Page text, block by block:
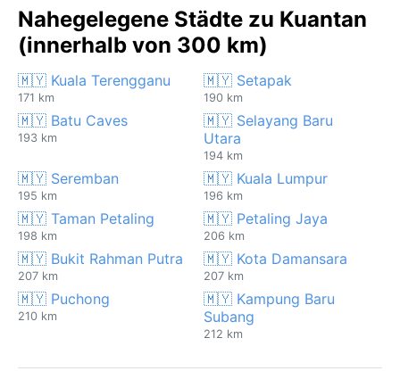
Nahegelegene Städte zu Kuantan
(innerhalb von 300 km)
🇲🇾 Kuala Terengganu
171 km
🇲🇾 Setapak
190 km
🇲🇾 Batu Caves
193 km
🇲🇾 Selayang Baru
Utara
194 km
🇲🇾 Seremban
195 km
🇲🇾 Kuala Lumpur
196 km
🇲🇾 Taman Petaling
198 km
🇲🇾 Petaling Jaya
206 km
🇲🇾 Bukit Rahman Putra
207 km
🇲🇾 Kota Damansara
207 km
🇲🇾 Puchong
210 km
🇲🇾 Kampung Baru
Subang
212 km